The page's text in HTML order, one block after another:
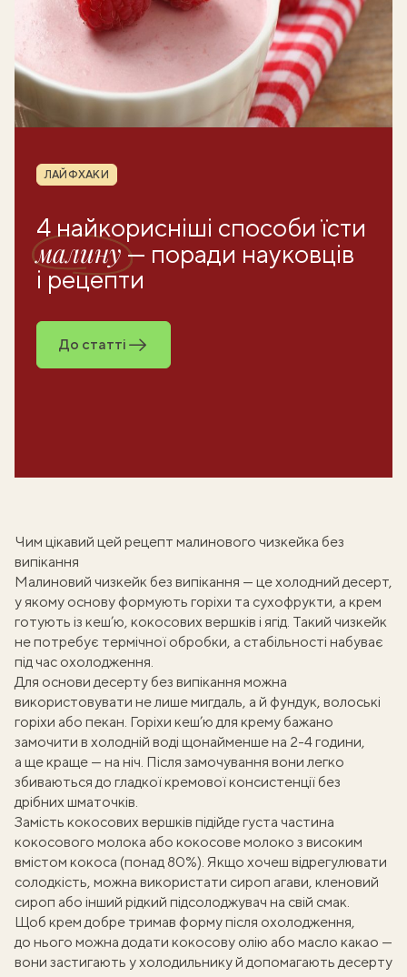
Рубрика
ЛАЙФХАКИ
4 найкорисніші способи їсти
малину— поради науковців
і рецепти
До статті
Чим цікавий цей рецепт малинового чизкейка без
випікання
Малиновий чизкейк без випікання — це холодний десерт,
у якому основу формують горіхи та сухофрукти, а крем
готують із кеш’ю, кокосових вершків і ягід. Такий чизкейк
не потребує термічної обробки, а стабільності набуває
під час охолодження.
Для основидесерту без випікання можна
використовувати не лише мигдаль, а й фундук, волоські
горіхи або пекан. Горіхи кеш’ю для крему бажано
замочити в холодній воді щонайменше на 2-4 години,
а ще краще — на ніч. Після замочування вони легко
збиваються до гладкої кремової консистенції без
дрібних шматочків.
Замість кокосових вершків підійде густа частина
кокосового молока або кокосове молоко з високим
вмістом кокоса (понад 80%). Якщо хочеш відрегулювати
солодкість, можна використати сироп агави, кленовий
сироп або інший рідкий підсолоджувач на свій смак.
Щоб крем добре тримав форму після охолодження,
до нього можна додати кокосову олію або масло какао —
вони застигають у холодильнику й допомагають десерту